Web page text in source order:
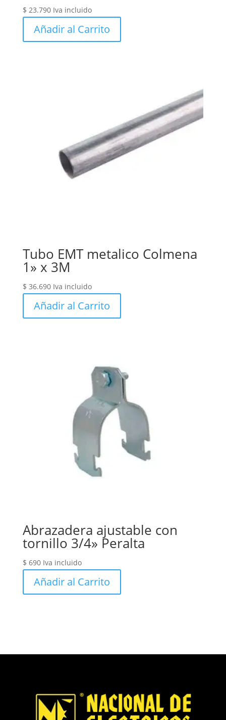
$ 23.790 Iva incluido
Añadir al Carrito
Tubo EMT metalico Colmena
1» x 3M
$ 36.690 Iva incluido
Añadir al Carrito
Abrazadera ajustable con
tornillo 3/4» Peralta
$ 690 Iva incluido
Añadir al Carrito